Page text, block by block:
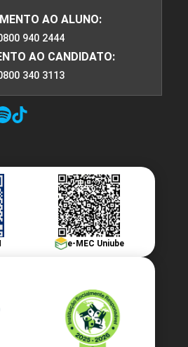
6
AVALIAÇÃO
AVALIAÇÃO
AO ALUNO:
940 2444
AO CANDIDATO:
340 3113
e-MEC Uniube